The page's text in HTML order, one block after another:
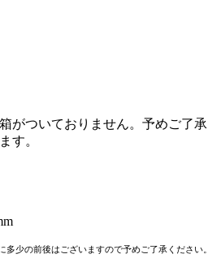
がついておりません。予めご了承
す。
多少の前後はございますので予めご了承ください。